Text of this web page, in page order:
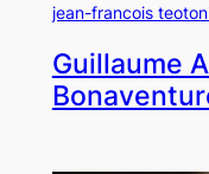
jean-francois
Guillaume